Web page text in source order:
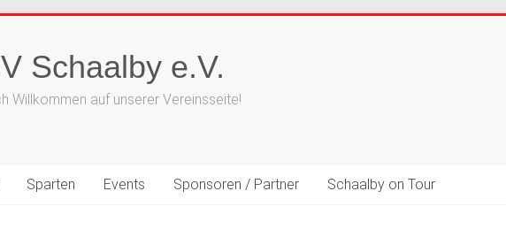
Schaalby e.V.
Willkommen auf unserer Vereinsseite!
Sparten Events Sponsoren / Partner Schaalby on Tour